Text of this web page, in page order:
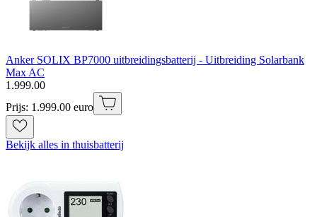
Anker SOLIX BP7000 uitbreidingsbatterij - Uitbreiding Solarbank
Max AC
1 .999.00
Prijs: 1.999.00 euro
Bekijk alles in thuisbatterij